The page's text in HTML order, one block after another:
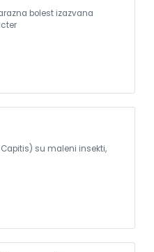
bolest izazvana
su maleni insekti,